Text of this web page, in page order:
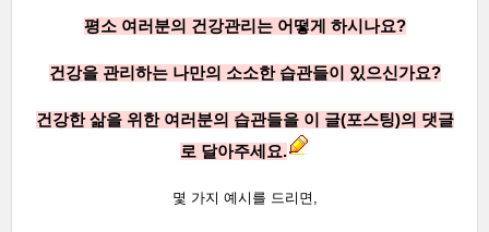
평소 여러분의 건강관리는어떻게 하시나요?
건강을 관리하는 나만의 소소한 습관들이 있으신가요?
건강한 삶을 위한 여러분의 습관들을 이 글(포스팅)의 댓글
로 달아주세요.
몇 가지 예시를 드리면 ,